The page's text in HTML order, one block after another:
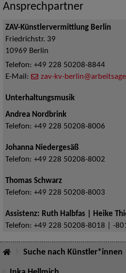
Ansprechpartner
ZAV-Künstlervermittlung Berlin
Friedrichstr. 39
10969 Berlin
Telefon: +49 228 50208-8844
E-Mail:
zav-kv-
Unterhaltungsmusik
Andrea Nordbrink
Telefon: +49 228 50208-8006
Johanna Niedergesäß
Telefon: +49 228 50208-8002
Thomas Schwarz
Telefon: +49 228 50208-8003
Assistenz: Ruth Halbfas | Heike
Telefon: +49 228 50208-8018 | -
Suche nach Künstler*innen